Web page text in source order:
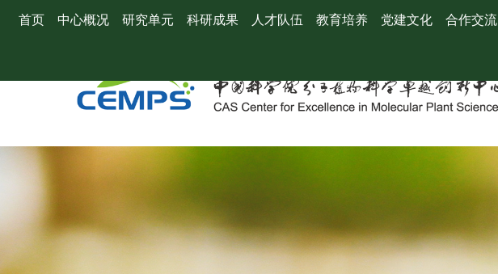
首页 中心概况 研究单元 科研成果 人才队伍 教育培养 党建文化 合作交流